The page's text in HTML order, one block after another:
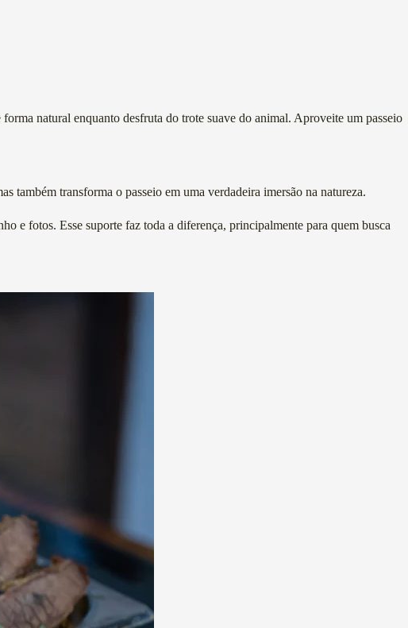
natural enquanto desfruta do trote suave do animal. Aproveite um passeio
também transforma o passeio em uma verdadeira imersão na natureza.
e fotos. Esse suporte faz toda a diferença, principalmente para quem busca